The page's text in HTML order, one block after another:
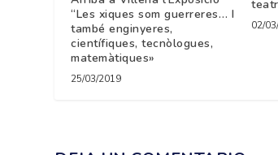
“Les xiques som guerreres… I
també enginyeres,
científiques, tecnòlogues,
matemàtiques»
25/03/2019
02/